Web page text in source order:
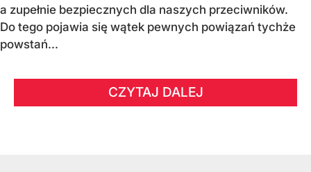
a zupełnie bezpiecznych dla naszych przeciwników.
Do tego pojawia się wątek pewnych powiązań tychże
powstań...
CZYTAJ DALEJ